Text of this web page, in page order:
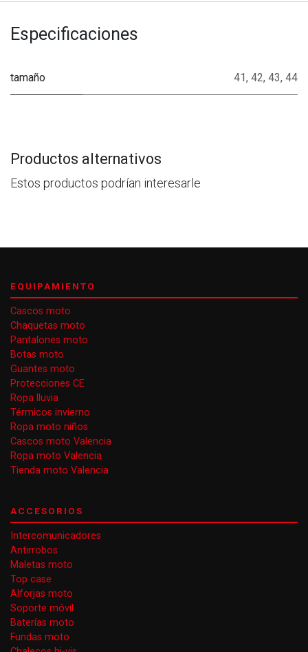
Especificaciones
tamaño 41, 42, 43, 44
Productos alternativos
Estos productos podrían interesarle
EQUIPAMIENTO
Cascos moto
Chaquetas moto
Pantalones moto
Botas moto
Guantes moto
Protecciones CE
Ropa lluvia
Térmicos invierno
Ropa moto niños
Cascos moto Valencia
Ropa moto Valencia
Tienda moto Valencia
ACCESORIOS
Intercomunicadores
Antirrobos
Maletas moto
Top case
Alforjas moto
Soporte móvil
Baterías moto
Fundas moto